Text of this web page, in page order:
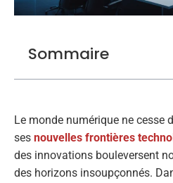
Sommaire
Le monde numérique ne cesse
ses nouvelles frontières
des innovations bouleversent
des horizons insoupçonnés.